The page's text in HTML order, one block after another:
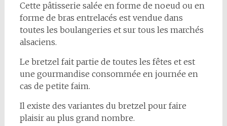
Cette pâtisserie salée en forme de noeud ou en
forme de bras entrelacés est vendue dans
toutes les boulangeries et sur tous les marchés
alsaciens.
Le bretzel fait partie de toutes les fêtes et est
une gourmandise consommée en journée en
cas de petite faim.
Il existe des variantes du bretzel pour faire
plaisir au plus grand nombre.